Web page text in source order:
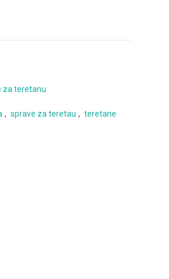
za teretanu
, sprave za teretau , teretane